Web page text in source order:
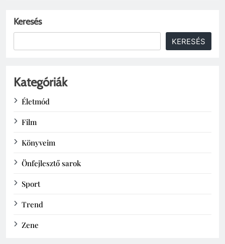
Keresés
KERESÉS
Kategóriák
Életmód
Film
Könyveim
Önfejlesztő sarok
Sport
Trend
Zene